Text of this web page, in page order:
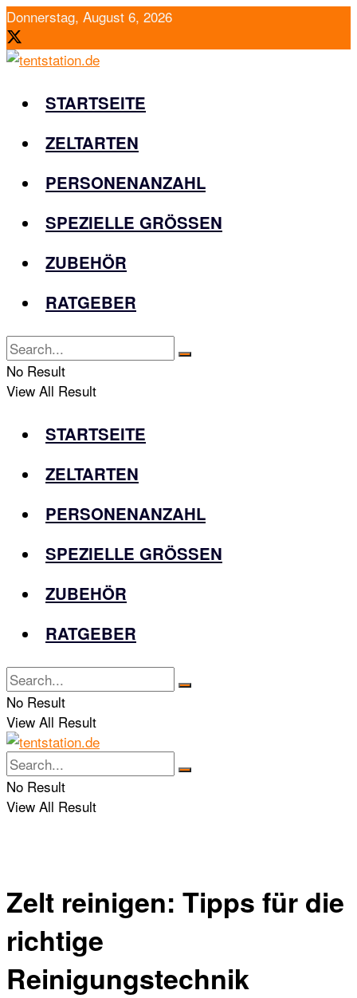
Donnerstag, August 6, 2026
STARTSEITE
ZELTARTEN
PERSONENANZAHL
SPEZIELLE GRÖSSEN
ZUBEHÖR
RATGEBER
No Result
View All Result
STARTSEITE
ZELTARTEN
PERSONENANZAHL
SPEZIELLE GRÖSSEN
ZUBEHÖR
RATGEBER
No Result
View All Result
No Result
View All Result
Zelt reinigen: Tipps für die
richtige
Reinigungstechnik